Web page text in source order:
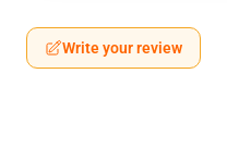
Write your review